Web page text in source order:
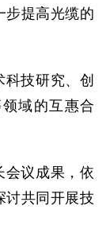
步提高光缆的
技研究、创
域的互惠合
议成果，依
讨共同开展技